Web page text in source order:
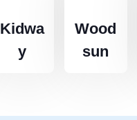
Kidwa
y
Wood
sun